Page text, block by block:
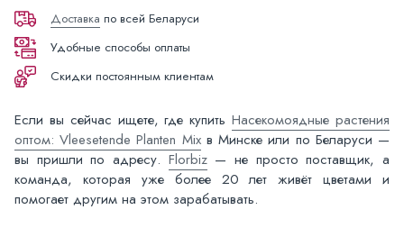
Доставка по всей Беларуси
Удобные способы оплаты
Скидки постоянным клиентам
Если вы сейчас ищете, где купитьНасекомоядные растения
оптом: Vleesetende Planten Mixв Минске или по Беларуси —
вы пришли по адресу. Florbiz— не просто поставщик, а
команда, которая уже более 20 лет живёт цветами и
помогает другим на этом зарабатывать.